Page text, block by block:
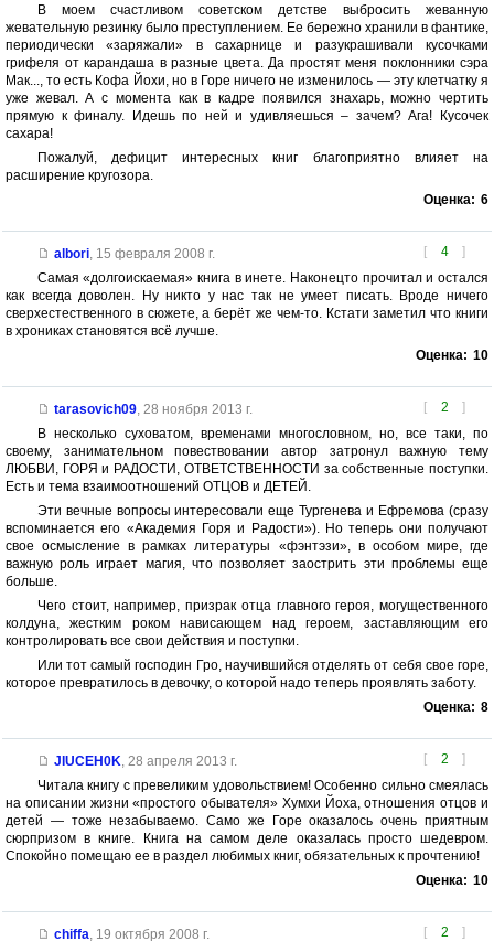
В моем счастливом советском детстве выбросить жеванную
жевательную резинку было преступлением. Ее бережно хранили в фантике,
периодически «заряжали» в сахарнице и разукрашивали кусочками
грифеля от карандаша в разные цвета. Да простят меня поклонники сэра
Мак..., то есть Кофа Йохи, но в Горе ничего не изменилось — эту клетчатку я
уже жевал. А с момента как в кадре появился знахарь, можно чертить
прямую к финалу. Идешь по ней и удивляешься – зачем? Ага! Кусочек
сахара!
Пожалуй, дефицит интересных книг благоприятно влияет на
расширение кругозора.
Оценка: 6
[ 4 ]
albori, 15 февраля 2008 г.
Самая «долгоискаемая» книга в инете. Наконецто прочитал и остался
как всегда доволен. Ну никто у нас так не умеет писать. Вроде ничего
сверхестественного в сюжете, а берёт же чем-то. Кстати заметил что книги
в хрониках становятся всё лучше.
Оценка: 10
[ 2 ]
tarasovich09, 28 ноября 2013 г.
В несколько суховатом, временами многословном, но, все таки, по
своему, занимательном повествовании автор затронул важную тему
ЛЮБВИ, ГОРЯ и РАДОСТИ, ОТВЕТСТВЕННОСТИ за собственные поступки.
Есть и тема взаимоотношений ОТЦОВ и ДЕТЕЙ.
Эти вечные вопросы интересовали еще Тургенева и Ефремова (сразу
вспоминается его «Академия Горя и Радости»). Но теперь они получают
свое осмысление в рамках литературы «фэнтэзи», в особом мире, где
важную роль играет магия, что позволяет заострить эти проблемы еще
больше.
Чего стоит, например, призрак отца главного героя, могущественного
колдуна, жестким роком нависающем над героем, заставляющим его
контролировать все свои действия и поступки.
Или тот самый господин Гро, научившийся отделять от себя свое горе,
которое превратилось в девочку, о которой надо теперь проявлять заботу.
Оценка: 8
[ 2 ]
JIUCEH0K 28 апреля 2013 г.
Читала книгу с превеликим удовольствием! Особенно сильно смеялась
на описании жизни «простого обывателя» Хумхи Йоха, отношения отцов и
детей — тоже незабываемо. Само же Горе оказалось очень приятным
сюрпризом в книге. Книга на самом деле оказалась просто шедевром.
Спокойно помещаю ее в раздел любимых книг, обязательных к прочтению!
Оценка: 10
[ 2 ]
chiffa 19 октября 2008 г.